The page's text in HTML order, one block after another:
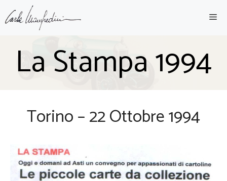
al
La Stampa 1994
Torino – 22 Ottobre 1994